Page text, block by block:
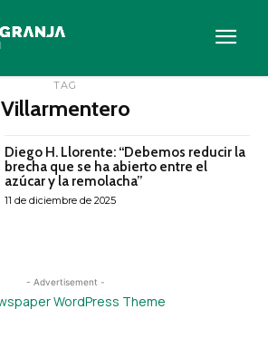
- Advertisement -
TAG
Villarmentero
Diego H. Llorente: “Debemos reducir la
brecha que se ha abierto entre el
azúcar y la remolacha”
11 de diciembre de 2025
- Advertisement -